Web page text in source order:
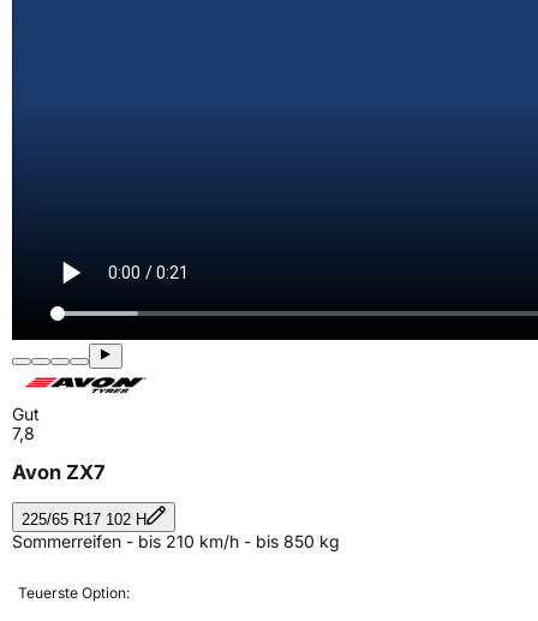
Gut
7,8
Avon ZX7
225/65 R17 102 H
Sommerreifen - bis 210 km/h - bis 850 kg
Teuerste Option: